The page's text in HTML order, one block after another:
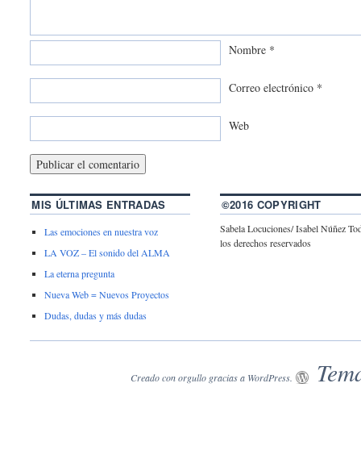
Nombre *
Correo electrónico *
Web
MIS ÚLTIMAS ENTRADAS
Las emociones en nuestra voz
LA VOZ – El sonido del ALMA
La eterna pregunta
Nueva Web = Nuevos Proyectos
Dudas, dudas y más dudas
©2016 COPYRIGHT
Sabela Locuciones/ Isabel Núñez
los derechos reservados
Creado con orgullo gracias a WordPress.